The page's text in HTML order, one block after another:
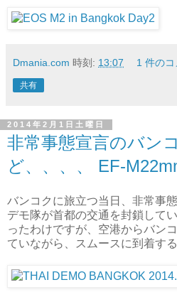
Dmania.com 時刻: 13:07 1 件の
共有
2014年2月1日土曜日
非常事態宣言のバン
ど、、、、 EF-
バンコクに旅立つ当日、非常事
デモ隊が首都の交通を封鎖して
ったわけですが、空港からバン
ていながら、スムースに到着す